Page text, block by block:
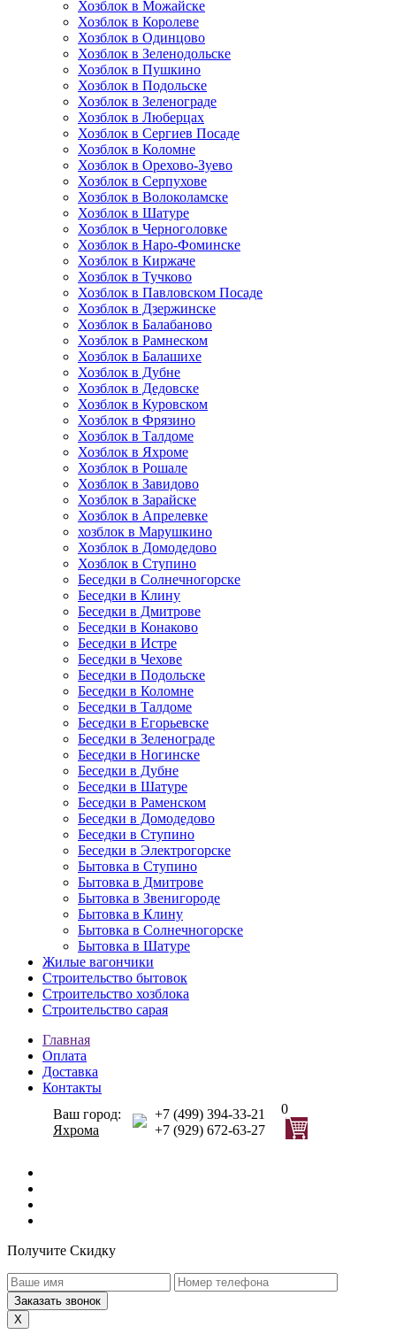
Хозблок в Можайске
Хозблок в Королеве
Хозблок в Одинцово
Хозблок в Зеленодольске
Хозблок в Пушкино
Хозблок в Подольске
Хозблок в Зеленограде
Хозблок в Люберцах
Хозблок в Сергиев Посаде
Хозблок в Коломне
Хозблок в Орехово-Зуево
Хозблок в Серпухове
Хозблок в Волоколамске
Хозблок в Шатуре
Хозблок в Черноголовке
Хозблок в Наро-Фоминске
Хозблок в Киржаче
Хозблок в Тучково
Хозблок в Павловском Посаде
Хозблок в Дзержинске
Хозблок в Балабаново
Хозблок в Рамнеском
Хозблок в Балашихе
Хозблок в Дубне
Хозблок в Дедовске
Хозблок в Куровском
Хозблок в Фрязино
Хозблок в Талдоме
Хозблок в Яхроме
Хозблок в Рошале
Хозблок в Завидово
Хозблок в Зарайске
Хозблок в Апрелевке
хозблок в Марушкино
Хозблок в Домодедово
Хозблок в Ступино
Беседки в Солнечногорске
Беседки в Клину
Беседки в Дмитрове
Беседки в Конаково
Беседки в Истре
Беседки в Чехове
Беседки в Подольске
Беседки в Коломне
Беседки в Талдоме
Беседки в Егорьевске
Беседки в Зеленограде
Беседки в Ногинске
Беседки в Дубне
Беседки в Шатуре
Беседки в Раменском
Беседки в Домодедово
Беседки в Ступино
Беседки в Электрогорске
Бытовка в Ступино
Бытовка в Дмитрове
Бытовка в Звенигороде
Бытовка в Клину
Бытовка в Солнечногорске
Бытовка в Шатуре
Жилые вагончики
Строительство бытовок
Строительство хозблока
Строительство сарая
Главная
Оплата
Доставка
Контакты
Ваш город:
Яхрома
+7 (499) 394-33-21
+7 (929) 672-63-27
0
Получите Скидку
X